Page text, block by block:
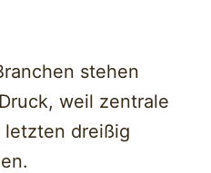
stehen
weil zentrale
letzten dreißig